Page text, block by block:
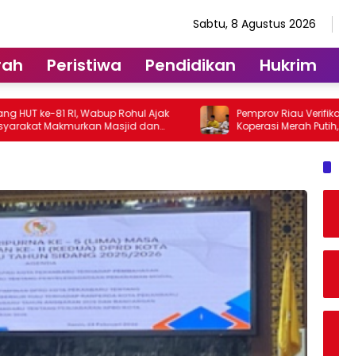
Sabtu, 8 Agustus 2026
Peristiwa Pendidikan Hukrim
Wabup Rohul Ajak
Masjid dan
Pemprov Riau Verifikasi 435 Gerai
Koperasi Merah Putih, Pastikan Siap
Beroperasi